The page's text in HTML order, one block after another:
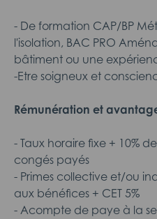
- De formation CAP/BP
l'isolation, BAC PRO
bâtiment ou une
-Etre soigneux et
Rémunération et
- Taux horaire fixe + 10%
congés payés
- Primes collective et/ou
aux bénéfices + CET 5%
- Acompte de paye à la